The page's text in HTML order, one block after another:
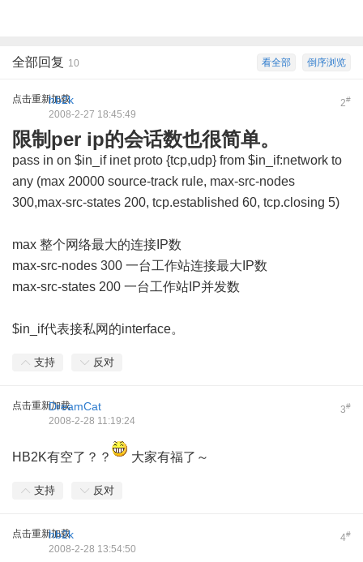
倒序浏览
看全部
全部回复 10
点击重新加载 2#
hb2k
2008-2-27 18:45:49
限制per ip的会话数也很简单。
pass in on $in_if inet proto {tcp,udp} from $in_if:network to
any (max 20000 source-track rule, max-src-nodes
300,max-src-states 200, tcp.established 60, tcp.closing 5)
max 整个网络最大的连接IP数
max-src-nodes 300 一台工作站连接最大IP数
max-src-states 200 一台工作站IP并发数
$in_if代表接私网的interface。
支持 反对
点击重新加载 3#
DreamCat
2008-2-28 11:19:24
HB2K有空了？？ 大家有福了～
支持 反对
点击重新加载 4#
hb2k
2008-2-28 13:54:50